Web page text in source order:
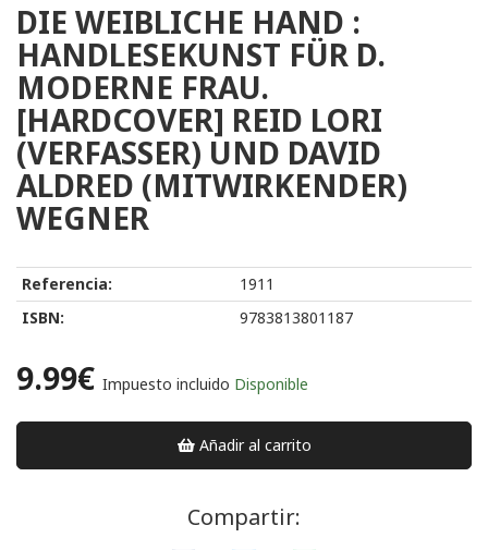
DIE WEIBLICHE HAND :
HANDLESEKUNST FÜR D.
MODERNE FRAU.
[HARDCOVER] REID LORI
(VERFASSER) UND DAVID
ALDRED (MITWIRKENDER)
WEGNER
Referencia:
1911
ISBN:
9783813801187
9.99€ Impuesto incluido Disponible
Añadir al carrito
Compartir: